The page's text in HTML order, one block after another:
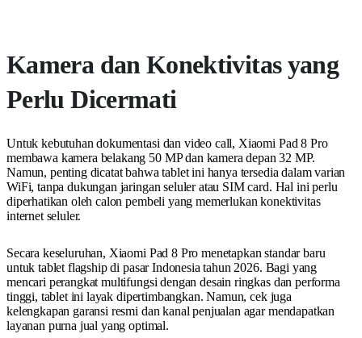
Kamera dan Konektivitas yang
Perlu Dicermati
Untuk kebutuhan dokumentasi dan video call, Xiaomi Pad 8 Pro
membawa kamera belakang 50 MP dan kamera depan 32 MP.
Namun, penting dicatat bahwa tablet ini hanya tersedia dalam varian
WiFi, tanpa dukungan jaringan seluler atau SIM card. Hal ini perlu
diperhatikan oleh calon pembeli yang memerlukan konektivitas
internet seluler.
Secara keseluruhan, Xiaomi Pad 8 Pro menetapkan standar baru
untuk tablet flagship di pasar Indonesia tahun 2026. Bagi yang
mencari perangkat multifungsi dengan desain ringkas dan performa
tinggi, tablet ini layak dipertimbangkan. Namun, cek juga
kelengkapan garansi resmi dan kanal penjualan agar mendapatkan
layanan purna jual yang optimal.